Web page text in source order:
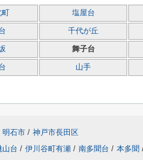
塩屋台
千代が丘
舞子台
山手
明石市 / 神戸市長田区
山台 / 伊川谷町有瀬 / 南多聞台 / 本多聞